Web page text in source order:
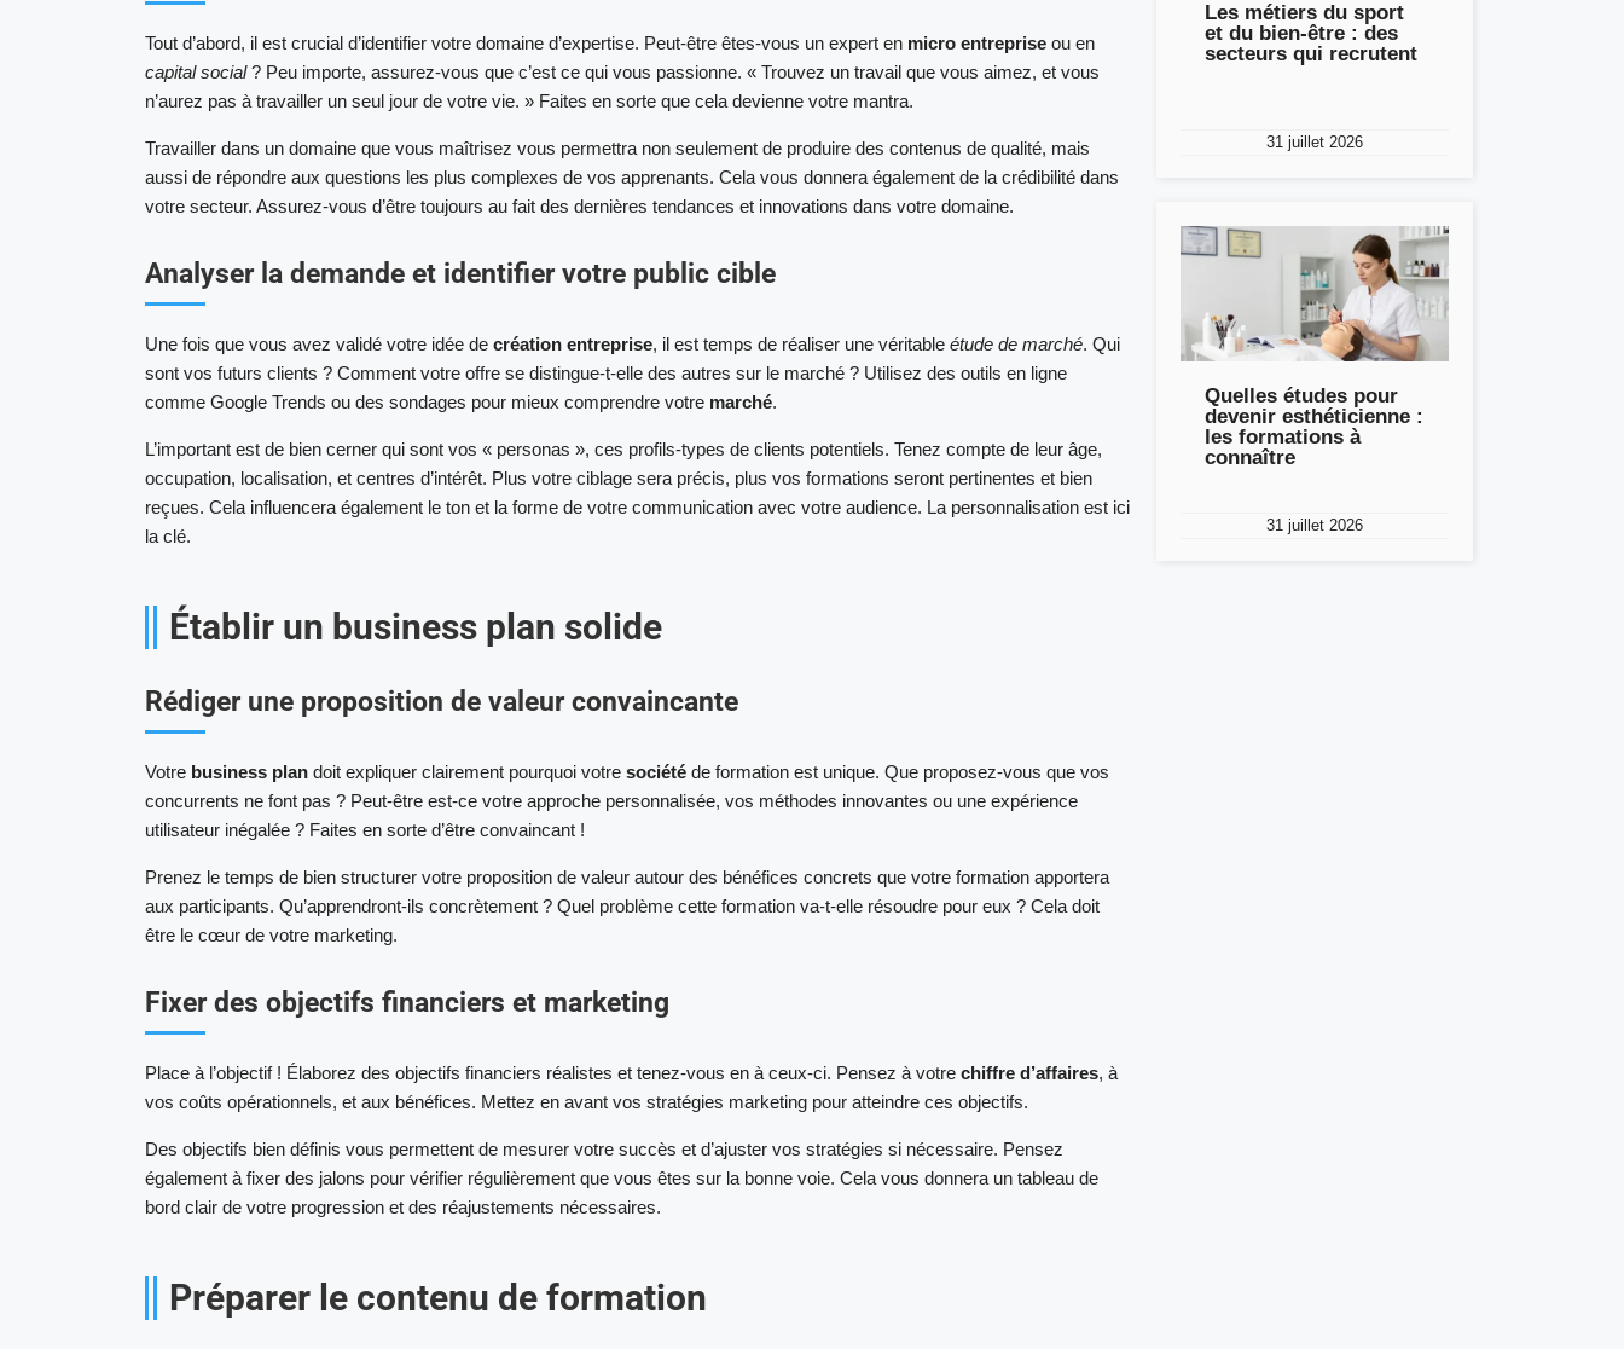
Tout d’abord, il est crucial d’identifier votre domaine d’expertise. Peut-être êtes-vous un expert en micro entreprise ou en
capital social? Peu importe, assurez-vous que c’est ce qui vous passionne. « Trouvez un travail que vous aimez, et vous
n’aurez pas à travailler un seul jour de votre vie. » Faites en sorte que cela devienne votre mantra.
Travailler dans un domaine que vous maîtrisez vous permettra non seulement de produire des contenus de qualité, mais
aussi de répondre aux questions les plus complexes de vos apprenants. Cela vous donnera également de la crédibilité dans
votre secteur. Assurez-vous d’être toujours au fait des dernières tendances et innovations dans votre domaine.
Analyser la demande et identifier votre public cible
Une fois que vous avez validé votre idée de création entreprise, il est temps de réaliser une véritable étude de marché. Qui
sont vos futurs clients ? Comment votre offre se distingue-t-elle des autres sur le marché ? Utilisez des outils en ligne
comme Google Trends ou des sondages pour mieux comprendre votre marché.
L’important est de bien cerner qui sont vos « personas », ces profils-types de clients potentiels. Tenez compte de leur âge,
occupation, localisation, et centres d’intérêt. Plus votre ciblage sera précis, plus vos formations seront pertinentes et bien
reçues. Cela influencera également le ton et la forme de votre communication avec votre audience. La personnalisation est ici
la clé.
Établir un business plan solide
Rédiger une proposition de valeur convaincante
Votre business plan doit expliquer clairement pourquoi votre société de formation est unique. Que proposez-vous que vos
concurrents ne font pas ? Peut-être est-ce votre approche personnalisée, vos méthodes innovantes ou une expérience
utilisateur inégalée ? Faites en sorte d’être convaincant !
Prenez le temps de bien structurer votre proposition de valeur autour des bénéfices concrets que votre formation apportera
aux participants. Qu’apprendront-ils concrètement ? Quel problème cette formation va-t-elle résoudre pour eux ? Cela doit
être le cœur de votre marketing.
Fixer des objectifs financiers et marketing
Place à l’objectif ! Élaborez des objectifs financiers réalistes et tenez-vous en à ceux-ci. Pensez à votre chiffre d’affaires, à
vos coûts opérationnels, et aux bénéfices. Mettez en avant vos stratégies marketing pour atteindre ces objectifs.
Des objectifs bien définis vous permettent de mesurer votre succès et d’ajuster vos stratégies si nécessaire. Pensez
également à fixer des jalons pour vérifier régulièrement que vous êtes sur la bonne voie. Cela vous donnera un tableau de
bord clair de votre progression et des réajustements nécessaires.
Préparer le contenu de formation
Les métiers du sport
et du bien-être : des
secteurs qui recrutent
31 juillet 2026
Quelles études pour
devenir esthéticienne :
les formations à
connaître
31 juillet 2026